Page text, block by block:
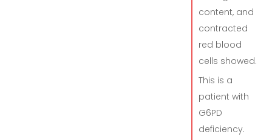
content, and
contracted
red blood
cells showed.
This is a
patient with
G6PD
deficiency.